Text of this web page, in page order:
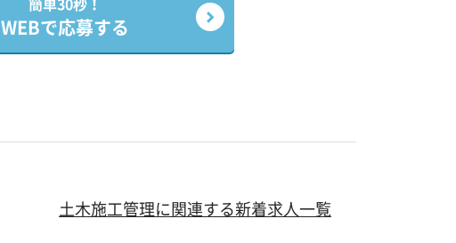
WEBで応募する
土木施工管理に関連する新着求人一覧